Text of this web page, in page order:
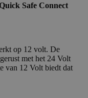
Safe Connect
op 12 volt. De
met het 24 Volt
van 12 Volt biedt dat